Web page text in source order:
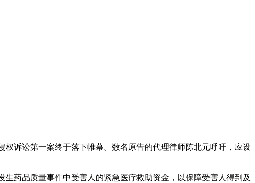
诉讼第一案终于落下帷幕。数名原告的代理律师陈北元呼吁，应设
药品质量事件中受害人的紧急医疗救助资金，以保障受害人得到及